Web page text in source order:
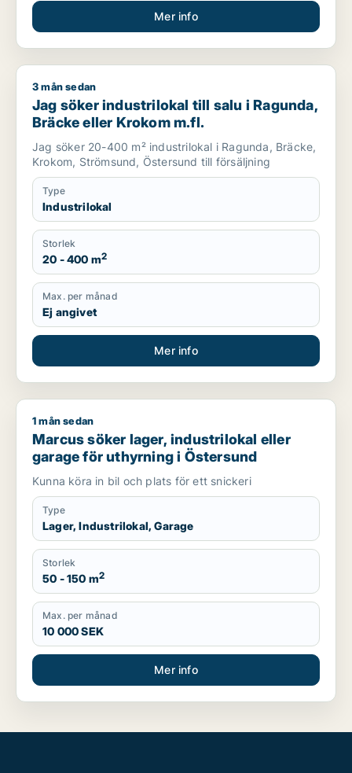
Mer info
Jag söker industrilokal till salu i Ragunda, Bräcke eller
3 mån sedan
Jag söker industrilokal till salu i Ragunda,
Bräcke eller Krokom m.fl.
Jag söker 20-400 m² industrilokal i Ragunda, Bräcke,
Krokom, Strömsund, Östersund till försäljning
Type
Industrilokal
Storlek
20 - 400 m2
Max. per månad
Ej angivet
Mer info
Marcus söker lager, industrilokal eller garage för uthyrning i
1 mån sedan
Marcus söker lager, industrilokal eller
garage för uthyrning i Östersund
Kunna köra in bil och plats för ett snickeri
Type
Lager, Industrilokal, Garage
Storlek
50 - 150 m2
Max. per månad
10 000 SEK
Mer info